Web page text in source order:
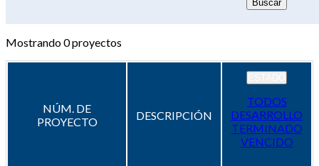
Mostrando0proyectos
NÚM. DE
PROYECTO
DESCRIPCIÓN
TODOS
DESARROLLO
TERMINADO
VENCIDO